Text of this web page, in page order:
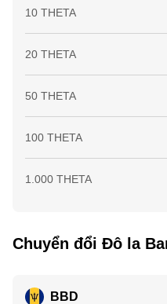
10 THETA
20 THETA
50 THETA
100 THETA
1.000 THETA
Chuyển đổi Đô la
BBD